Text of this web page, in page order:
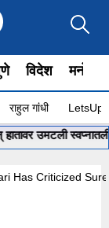
विदेश
राहुल गांधी
उमटली स्वप्नातली
Has Criticized